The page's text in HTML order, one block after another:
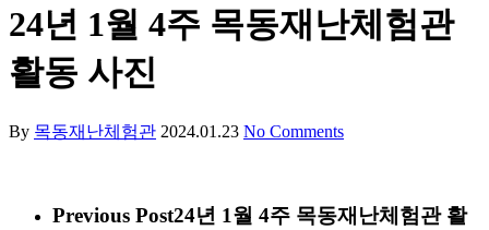
24년 1월 4주 목동재난체험관
활동 사진
By 목동재난체험관 2024.01.23 No Comments
Previous Post24년 1월 4주 목동재난체험관 활